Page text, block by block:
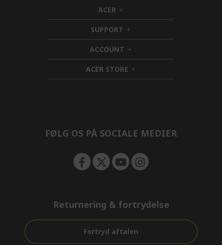
ACER h
i
d
d
e
n
SUPPORT h
i
d
e
n
ACCOUNT h
i
d
d
ACER STORE h
i
FØLG OS PÅ SOCIALE MEDIER
Returnering & fortrydelse
Fortryd aftalen